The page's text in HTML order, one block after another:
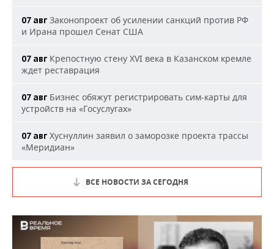
07 авг Законопроект об усилении санкций против РФ
и Ирана прошел Сенат США
07 авг Крепостную стену XVI века в Казанском кремле
ждет реставрация
07 авг Бизнес обяжут регистрировать сим-карты для
устройств на «Госуслугах»
07 авг Хуснуллин заявил о заморозке проекта трассы
«Меридиан»
ВСЕ НОВОСТИ ЗА СЕГОДНЯ